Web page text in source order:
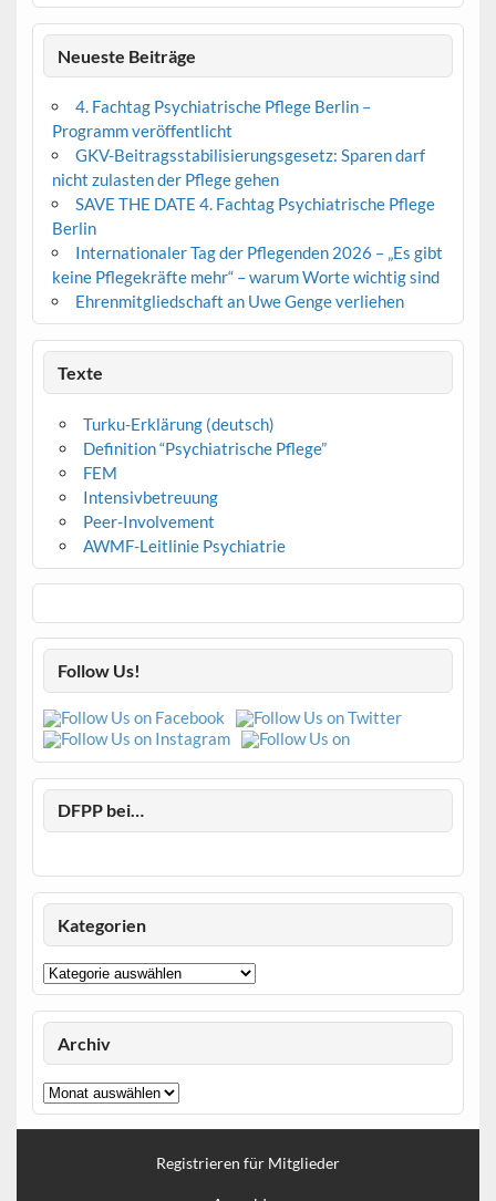
Neueste Beiträge
4. Fachtag Psychiatrische Pflege Berlin –
Programm veröffentlicht
GKV-Beitragsstabilisierungsgesetz: Sparen darf
nicht zulasten der Pflege gehen
SAVE THE DATE 4. Fachtag Psychiatrische Pflege
Berlin
Internationaler Tag der Pflegenden 2026 – „Es gibt
keine Pflegekräfte mehr“ – warum Worte wichtig sind
Ehrenmitgliedschaft an Uwe Genge verliehen
Texte
Turku-Erklärung (deutsch)
Definition “Psychiatrische Pflege”
FEM
Intensivbetreuung
Peer-Involvement
AWMF-Leitlinie Psychiatrie
Follow Us!
DFPP bei…
Kategorien
Kategorien
Archiv
Archiv
Registrieren für Mitglieder